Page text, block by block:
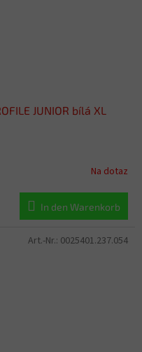
JUNIOR bílá XL
Na dotaz
In den Warenkorb
Art.-Nr.: 0025401.237.054